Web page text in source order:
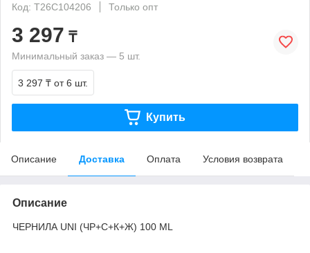
Код: T26C104206
Только опт
3 297 ₸
Минимальный заказ — 5 шт.
3 297 ₸ от 6 шт.
Купить
Описание Доставка Оплата Условия возврата
Описание
ЧЕРНИЛА UNI (ЧР+С+К+Ж) 100 ML